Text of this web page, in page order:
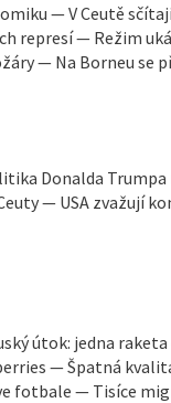
— V Ceutě
represí — Režim
— Na Borneu se
Donalda Trumpa
— USA zvažují
útok: jedna
— Špatná
fotbale — Tisíce